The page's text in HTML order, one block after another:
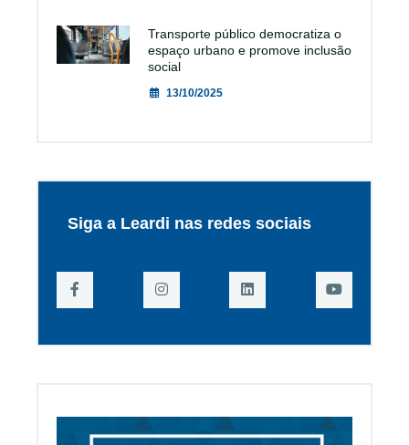
Transporte público democratiza o
espaço urbano e promove inclusão
social
13/10/2025
Siga a Leardi nas redes sociais